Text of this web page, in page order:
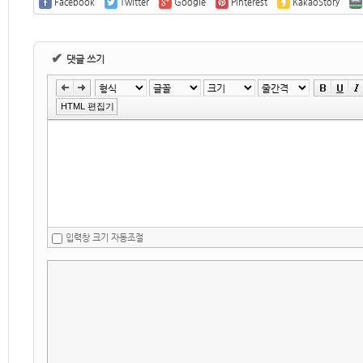
Facebook Twitter Google Pinterest KakaoStory
✔ 댓글 쓰기
HTML 편집기
입력창 크기 자동조절